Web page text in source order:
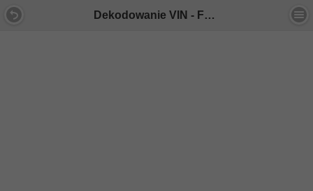
Dekodowanie VIN - Forum Mercedes E-Klasa